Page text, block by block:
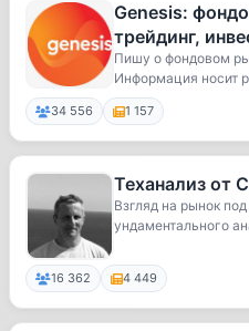
Genesis:
трейдинг,
Пишу о фондовом
Информация носит
34 556 1 157
Теханализ от
Взгляд на рынок
ундаментального
16 362 4 449